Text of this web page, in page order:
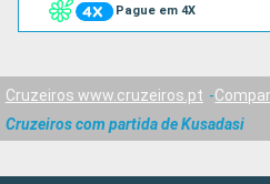
Pague em 4X
Cruzeiros www.cruzeiros.pt
Cruzeiros com partida de Kusadasi